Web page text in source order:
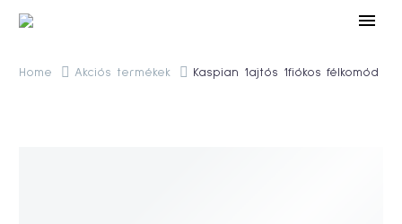
Home Akciós termékek Kaspian 1ajtós 1fiókos félkomód